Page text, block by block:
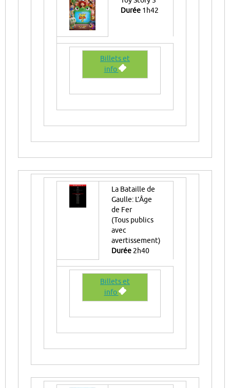
Durée 1h42
Billets et
info
La Bataille de
Gaulle: L’Âge
de Fer
(Tous publics
avec
avertissement)
Durée 2h40
Billets et
info